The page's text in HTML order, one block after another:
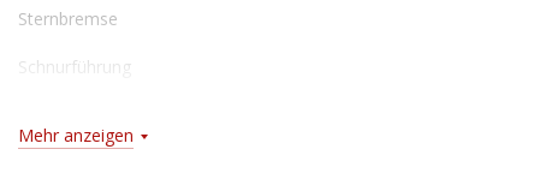
Sternbremse
Schnurführung
Mehr anzeigen